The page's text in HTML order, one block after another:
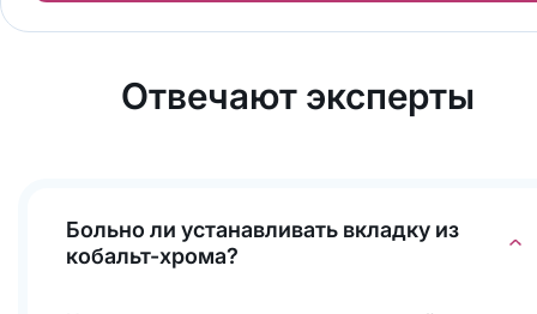
Отвечают эксперты
Больно ли устанавливать вкладку из
кобальт-хрома?